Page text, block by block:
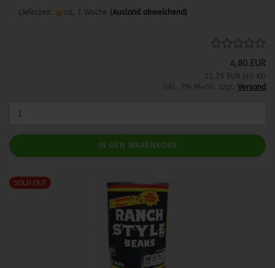
Lieferzeit: ca. 1 Woche (Ausland abweichend)
4,80 EUR
11,29 EUR pro KG
inkl. 7% MwSt. zzgl. Versand
IN DEN WARENKORB
SOLD OUT